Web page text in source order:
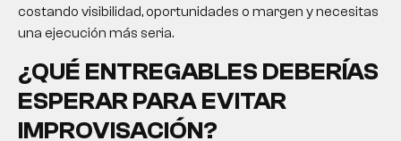
costando visibilidad, oportunidades o margen y necesitas
una ejecución más seria.
¿QUÉ ENTREGABLES DEBERÍAS
ESPERAR PARA EVITAR
IMPROVISACIÓN?